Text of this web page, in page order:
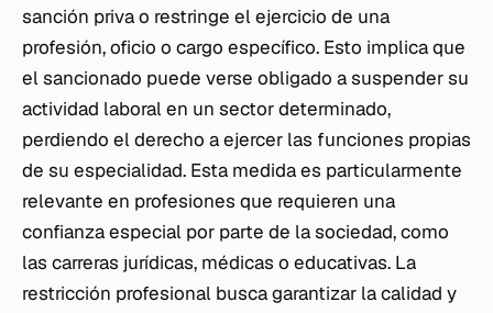
sanción priva o restringe el ejercicio de una
profesión, oficio o cargo específico. Esto implica que
el sancionado puede verse obligado a suspender su
actividad laboral en un sector determinado,
perdiendo el derecho a ejercer las funciones propias
de su especialidad. Esta medida es particularmente
relevante en profesiones que requieren una
confianza especial por parte de la sociedad, como
las carreras jurídicas, médicas o educativas. La
restricción profesional busca garantizar la calidad y